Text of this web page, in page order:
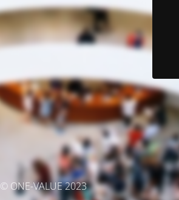
© ONE-VALUE 2023